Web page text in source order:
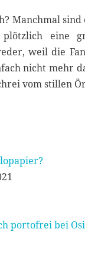
Manchmal
eine
weil die
nicht mehr
vom stillen
portofrei bei